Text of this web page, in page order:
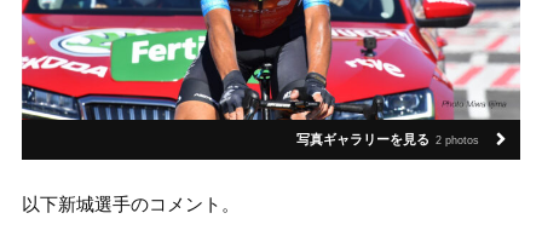
写真ギャラリーを見る 2 photos
以下新城選手のコメント。